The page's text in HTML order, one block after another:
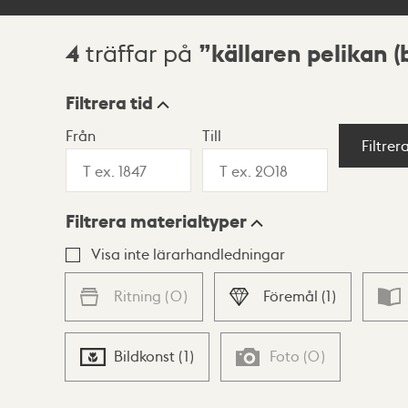
Sökresultat
4 träffar på källaren pelikan
Visningsläge
Lista Karta
Filtrera tid
Från Till
Filtrera materialtyper
Visa inte lärarhandledningar
Ritning (0) Föremål (1)
Bildkonst (1) Foto (0)